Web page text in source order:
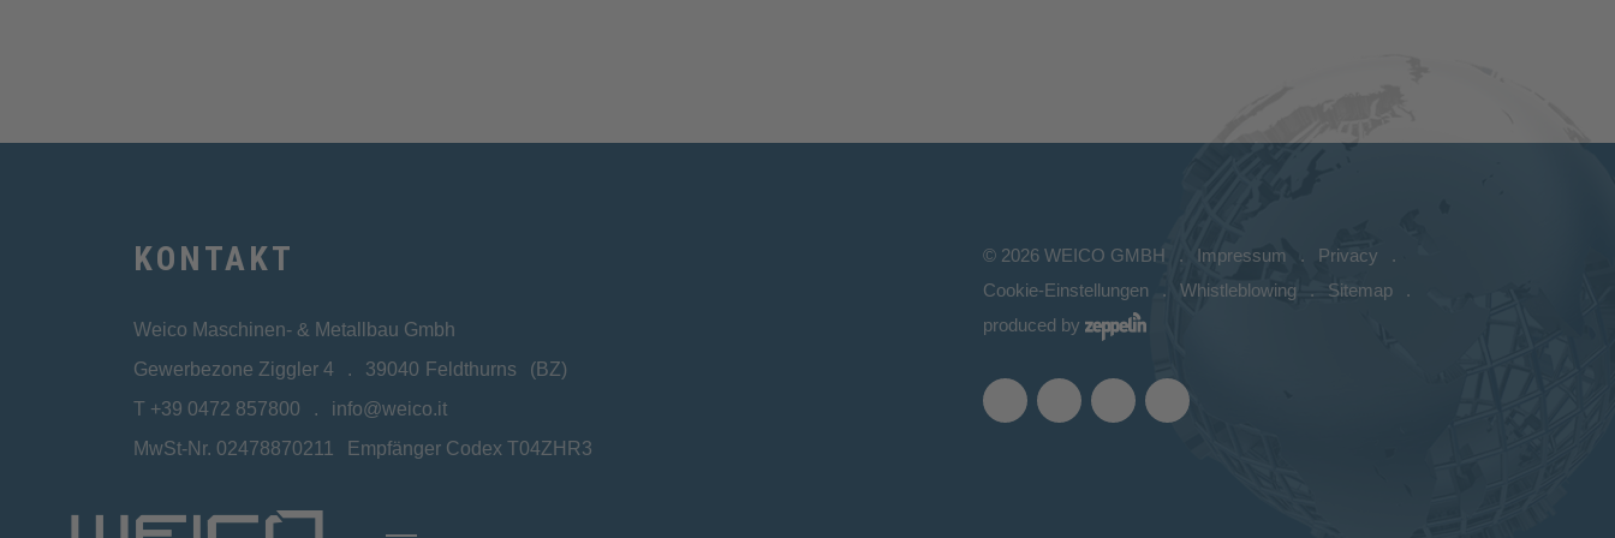
KONTAKT
Weico Maschinen- & Metallbau Gmbh
Gewerbezone Ziggler 4
39040 Feldthurns
(BZ)
T +39 0472 857800
info@weico.it
MwSt-Nr. 02478870211
Empfänger Codex T04ZHR3
© 2026 WEICO GMBH Impressum
Privacy
Cookie-Einstellungen
Whistleblowing
Sitemap
produced by